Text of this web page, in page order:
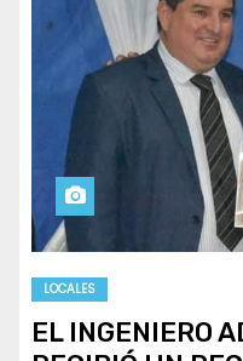
LOCALES
EL INGENIERO